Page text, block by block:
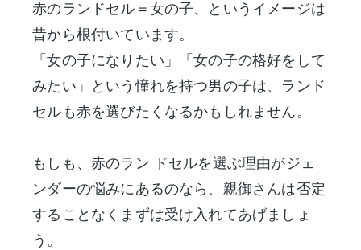
赤のランドセル＝女の子、というイメージは
昔から根付いています。
「女の子になりたい」「女の子の格好をして
みたい」という憧れを持つ男の子は、ランド
セルも赤を選びたくなるかもしれません。
もしも、赤のラン ドセルを選ぶ理由がジェ
ンダーの悩みにあるのなら、親御さんは否定
することなくまずは受け入れてあげましょ
う。